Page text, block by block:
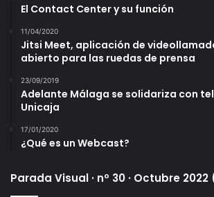
El Contact Center y su función
11/04/2020
Jitsi Meet, aplicación de
abierto para las ruedas de prensa
23/09/2019
Adelante Málaga se solidariza con
Unicaja
17/01/2020
¿Qué es un Webcast?
Parada Visual · nº 30 · Octubre